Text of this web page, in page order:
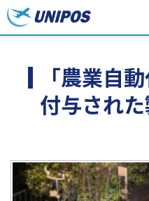
「農業自
付与され